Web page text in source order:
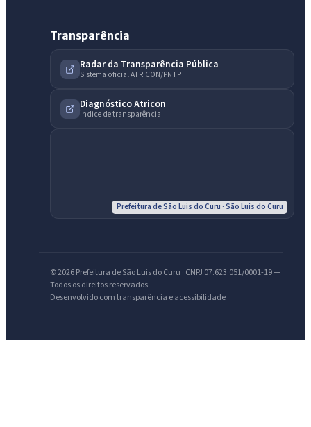
Transparência
Radar da Transparência Pública
Sistema oficial ATRICON/PNTP
Diagnóstico Atricon
Índice de transparência
Prefeitura de São Luis do Curu · São Luís do Curu
© 2026 Prefeitura de São Luis do Curu · CNPJ 07.623.051/0001-19 —
Todos os direitos reservados
Desenvolvido com transparência e acessibilidade
Olá. Pergunte sobre serviços, notícias, legislação, Diário Oficial,